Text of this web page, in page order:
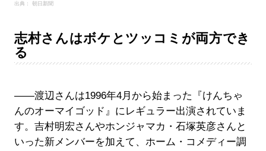
出典： 朝日新聞
志村さんはボケとツッコミが両方でき
る
――渡辺さんは1996年4月から始まった『けんちゃ
んのオーマイゴッド』にレギュラー出演されていま
す。吉村明宏さんやホンジャマカ・石塚英彦さんと
いった新メンバーを加えて、ホーム・コメディー調